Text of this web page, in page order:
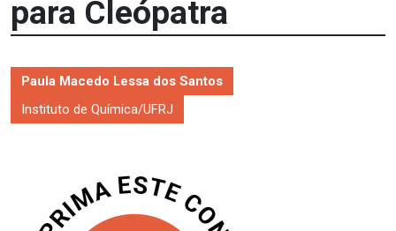
para Cleópatra
Paula Macedo Lessa dos Santos
Instituto de Química/UFRJ